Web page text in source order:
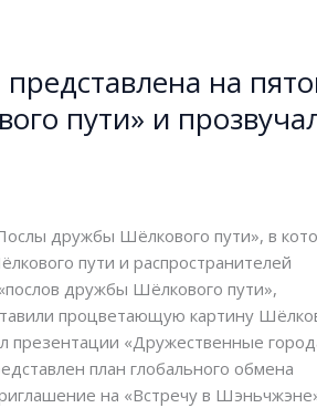
на
пути» и
дружбы Шёлкового пути», в
пути и распространителей
дружбы Шёлкового пути»,
процветающую картину
презентации «Дружественные
план глобального обмена
на «Встречу в